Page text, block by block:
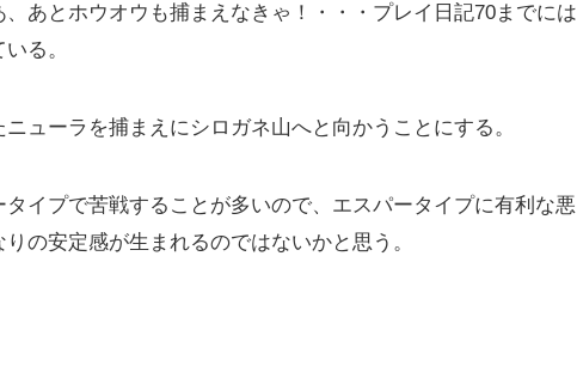
あとホウオウも捕まえなきゃ！・・・プレイ日記70までには
る。
ューラを捕まえにシロガネ山へと向かうことにする。
イプで苦戦することが多いので、エスパータイプに有利な悪
の安定感が生まれるのではないかと思う。